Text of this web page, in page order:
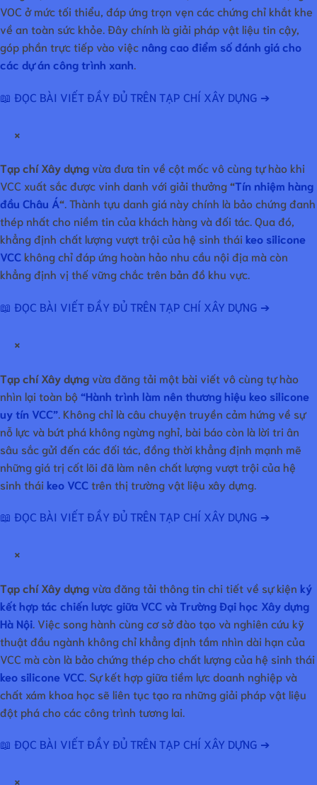
VOC ở mức tối thiểu, đáp ứng trọn vẹn các chứng chỉ khắt khe
về an toàn sức khỏe. Đây chính là giải pháp vật liệu tin cậy,
góp phần trực tiếp vào việc nâng cao điểm số đánh giá cho
các dự án công trình xanh.
📖 ĐỌC BÀI VIẾT ĐẦY ĐỦ TRÊN TẠP CHÍ XÂY DỰNG ➔
×
Tạp chí Xây dựngvừa đưa tin về cột mốc vô cùng tự hào khi
VCC xuất sắc được vinh danh với giải thưởng“Tín nhiệm hàng
đầu Châu Á“. Thành tựu danh giá này chính là bảo chứng đanh
thép nhất cho niềm tin của khách hàng và đối tác. Qua đó,
khẳng định chất lượng vượt trội của hệ sinh thái keo silicone
VCC không chỉ đáp ứng hoàn hảo nhu cầu nội địa mà còn
khẳng định vị thế vững chắc trên bản đồ khu vực.
📖 ĐỌC BÀI VIẾT ĐẦY ĐỦ TRÊN TẠP CHÍ XÂY DỰNG ➔
×
Tạp chí Xây dựngvừa đăng tải một bài viết vô cùng tự hào
nhìn lại toàn bộ“Hành trình làm nên thương hiệu keo silicone
uy tín VCC” . Không chỉ là câu chuyện truyền cảm hứng về sự
nỗ lực và bứt phá không ngừng nghỉ, bài báo còn là lời tri ân
sâu sắc gửi đến các đối tác, đồng thời khẳng định mạnh mẽ
những giá trị cốt lõi đã làm nên chất lượng vượt trội của hệ
sinh thái keo VCC trên thị trường vật liệu xây dựng.
📖 ĐỌC BÀI VIẾT ĐẦY ĐỦ TRÊN TẠP CHÍ XÂY DỰNG ➔
×
Tạp chí Xây dựngvừa đăng tải thông tin chi tiết về sự kiện ký
kết hợp tác chiến lược giữa VCC và Trường Đại học Xây dựng
Hà Nội . Việc song hành cùng cơ sở đào tạo và nghiên cứu kỹ
thuật đầu ngành không chỉ khẳng định tầm nhìn dài hạn của
VCC mà còn là bảo chứng thép cho chất lượng của hệ sinh thái
keo silicone VCC . Sự kết hợp giữa tiềm lực doanh nghiệp và
chất xám khoa học sẽ liên tục tạo ra những giải pháp vật liệu
đột phá cho các công trình tương lai.
📖 ĐỌC BÀI VIẾT ĐẦY ĐỦ TRÊN TẠP CHÍ XÂY DỰNG ➔
×